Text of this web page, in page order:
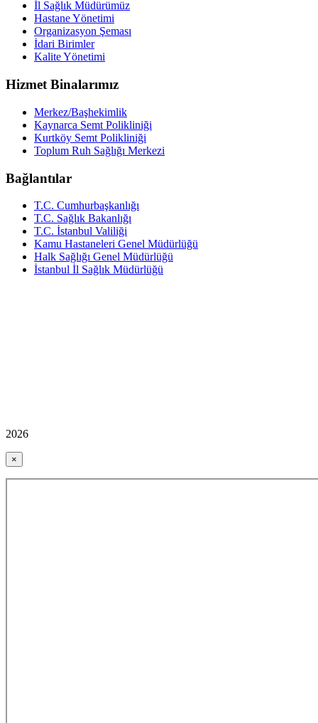
İl Sağlık Müdürümüz
Hastane Yönetimi
Organizasyon Şeması
İdari Birimler
Kalite Yönetimi
Hizmet Binalarımız
Merkez/Başhekimlik
Kaynarca Semt Polikliniği
Kurtköy Semt Polikliniği
Toplum Ruh Sağlığı Merkezi
Bağlantılar
T.C. Cumhurbaşkanlığı
T.C. Sağlık Bakanlığı
T.C. İstanbul Valiliği
Kamu Hastaneleri Genel Müdürlüğü
Halk Sağlığı Genel Müdürlüğü
İstanbul İl Sağlık Müdürlüğü
2026
×